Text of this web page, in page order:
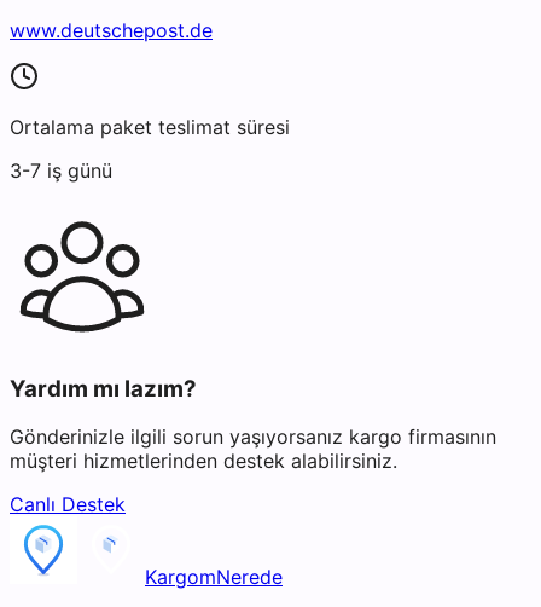
www.deutschepost.de
Ortalama paket teslimat süresi
3-7 iş günü
Yardım mı lazım?
Gönderinizle ilgili sorun yaşıyorsanız kargo firmasının
müşteri hizmetlerinden destek alabilirsiniz.
Canlı Destek
KargomNerede